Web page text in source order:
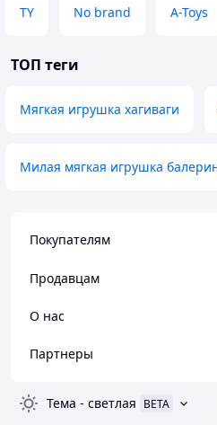
TY No brand A-Toys
ТОП теги
Мягкая игрушка хагиваги
Милая мягкая игрушка
Покупателям
Продавцам
О нас
Партнеры
Тема - светлая BETA